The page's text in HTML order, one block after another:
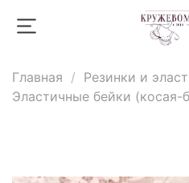
Главная
Резинки и
Эластичные бейки (косая-